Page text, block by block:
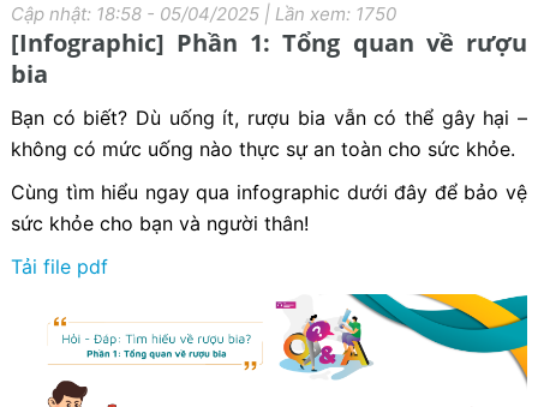
Cập nhật: 18:58 - 05/04/2025 | Lần xem: 1750
[Infographic] Phần 1: Tổng quan về rượu
bia
Bạn có biết? Dù uống ít, rượu bia vẫn có thể gây hại –
không có mức uống nào thực sự an toàn cho sức khỏe.
Cùng tìm hiểu ngay qua infographic dưới đây để bảo vệ
sức khỏe cho bạn và người thân!
Tải file pdf